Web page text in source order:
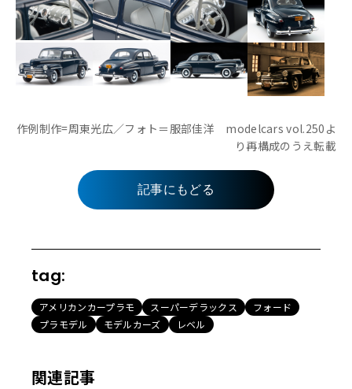
作例制作=周東光広／フォト＝服部佳洋 modelcars vol.250よ
り再構成のうえ転載
記事にもどる
tag:
アメリカンカープラモ スーパーデラックス
フォード
プラモデル
モデルカーズ レベル
関連記事